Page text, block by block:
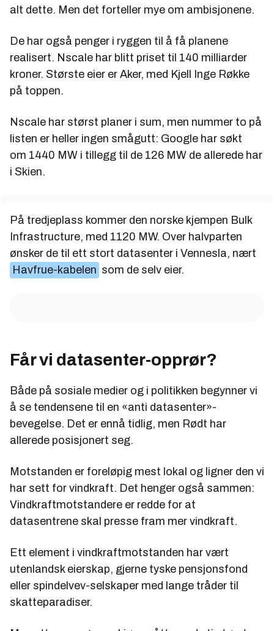
alt dette. Men det forteller mye om ambisjonene.
De har også penger i ryggen til å få planene
realisert. Nscale har blitt priset til 140 milliarder
kroner. Største eier er Aker, med Kjell Inge Røkke
på toppen.
Nscale har størst planer i sum, men nummer to på
listen er heller ingen smågutt: Google har søkt
om 1440 MW i tillegg til de 126 MW de allerede har
i Skien.
På tredjeplass kommer den norske kjempen Bulk
Infrastructure, med 1120 MW. Over halvparten
ønsker de til ett stort datasenter i Vennesla, nært
Havfrue-kabelen som de selv eier.
Får vi datasenter-opprør?
Både på sosiale medier og i politikken begynner vi
å se tendensene til en «anti datasenter»-
bevegelse. Det er ennå tidlig, men Rødt har
allerede posisjonert seg.
Motstanden er foreløpig mest lokal og ligner den vi
har sett for vindkraft. Det henger også sammen:
Vindkraftmotstandere er redde for at
datasentrene skal presse fram mer vindkraft.
Ett element i vindkraftmotstanden har vært
utenlandsk eierskap, gjerne tyske pensjonsfond
eller spindelvev-selskaper med lange tråder til
skatteparadiser.